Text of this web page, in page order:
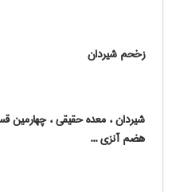
زخحم شیردان
شیردان ، معده حقیقی ،
هضم آنزی ...